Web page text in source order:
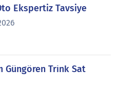
Ekspertiz Tavsiye
Güngören Trink Sat